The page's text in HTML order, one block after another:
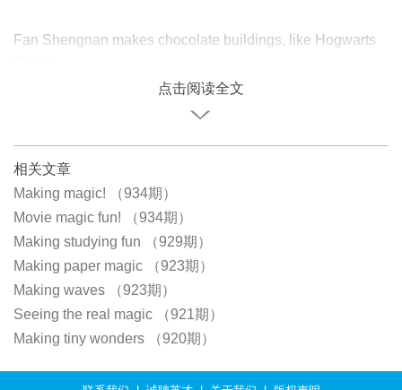
Fan Shengnan makes chocolate buildings, like Hogwarts
点击阅读全文
相关文章
Making magic! （934期）
Movie magic fun! （934期）
Making studying fun （929期）
Making paper magic （923期）
Making waves （923期）
Seeing the real magic （921期）
Making tiny wonders （920期）